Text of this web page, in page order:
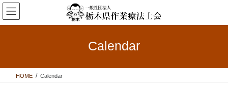
コ
ン
テ
ス
ナ
ビ
ゲ
ン
Calendar
HOME Calendar